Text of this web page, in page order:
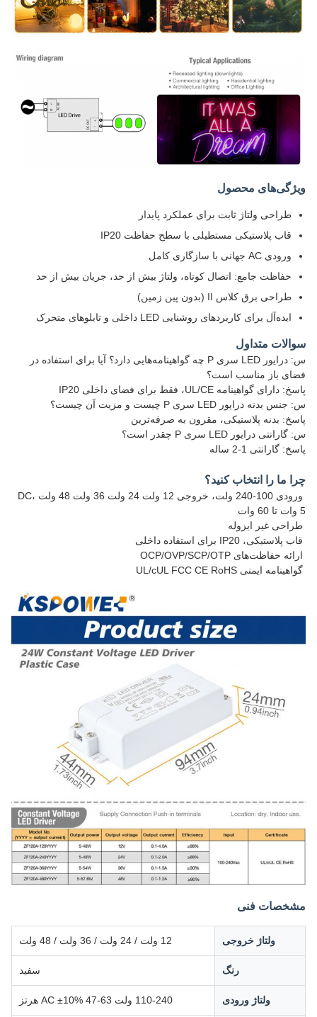
ویژگی‌های محصول
طراحی ولتاژ ثابت برای عملکرد پایدار
قاب پلاستیکی مستطیلی با سطح حفاظت IP20
ورودی AC جهانی با سازگاری کامل
حفاظت جامع: اتصال کوتاه، ولتاژ بیش از حد، جریان بیش از حد
طراحی برق کلاس II (بدون پین زمین)
ایده‌آل برای کاربردهای روشنایی LED داخلی و تابلوهای متحرک
سوالات متداول
س: درایور LED سری P چه گواهینامه‌هایی دارد؟ آیا برای استفاده در
فضای باز مناسب است؟
پاسخ: دارای گواهینامه UL/CE، فقط برای فضای داخلی IP20
س: جنس بدنه درایور LED سری P چیست و مزیت آن چیست؟
پاسخ: بدنه پلاستیکی، مقرون به صرفه‌ترین
س: گارانتی درایور LED سری P چقدر است؟
پاسخ: گارانتی 1-2 ساله
چرا ما را انتخاب کنید؟
ورودی 100-240 ولت، خروجی 12 ولت 24 ولت 36 ولت 48 ولت DC،
5 وات تا 60 وات
طراحی غیر ایزوله
قاب پلاستیکی، IP20 برای استفاده داخلی
ارائه حفاظت‌های OCP/OVP/SCP/OTP
گواهینامه ایمنی UL/cUL FCC CE RoHS
مشخصات فنی
ولتاژ خروجی 12 ولت / 24 ولت / 36 ولت / 48 ولت
رنگ سفید
ولتاژ ورودی 110-240 ولت AC ±10% 47-63 هرتز